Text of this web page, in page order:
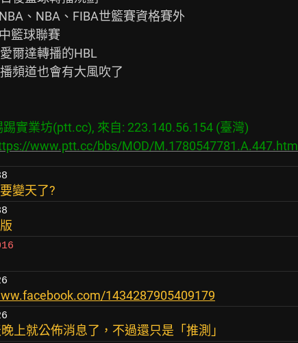
、NBA、FIBA世籃賽資格賽外
籃球聯賽
爾達轉播的HBL
頻道也會有大風吹了
踢實業坊(ptt.cc), 來自: 223.140.56.154 (臺灣)
www.ptt.cc/bbs/MOD/M.1780547781.A.447.html
變天了?
1434287905409179
上就公佈消息了，不過還只是「推測」